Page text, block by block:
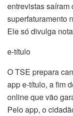
entrevistas
superfaturamento
Ele só divulga
e-título
O TSE prepara
app e-título, a fim
online que vão
Pelo app, o